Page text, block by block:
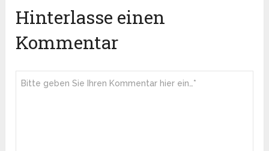
Hinterlasse einen
Kommentar